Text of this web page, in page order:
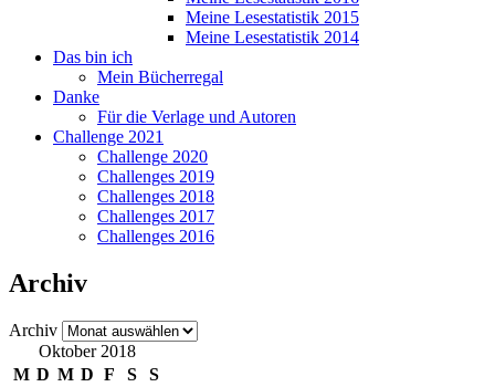
Meine Lesestatistik 2015
Meine Lesestatistik 2014
Das bin ich
Mein Bücherregal
Danke
Für die Verlage und Autoren
Challenge 2021
Challenge 2020
Challenges 2019
Challenges 2018
Challenges 2017
Challenges 2016
Archiv
Archiv
Oktober 2018
M D M D F S
S